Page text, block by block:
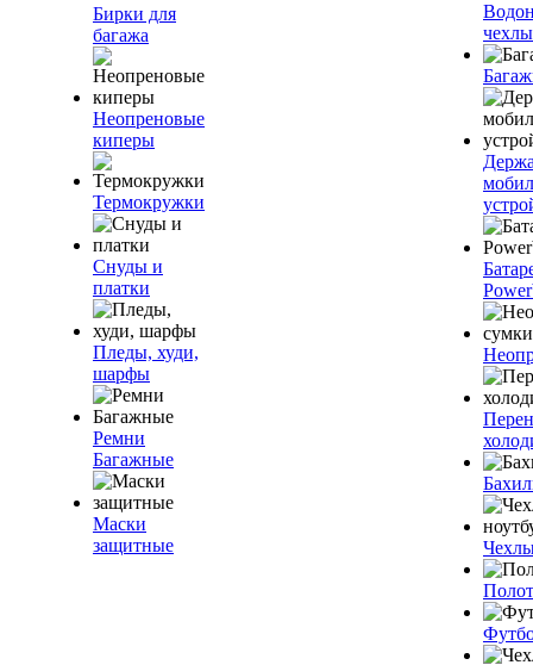
Бирки для
багажа
Неопреновые
киперы
Термокружки
Снуды и
платки
Пледы, худи,
шарфы
Ремни
Багажные
Маски
защитные